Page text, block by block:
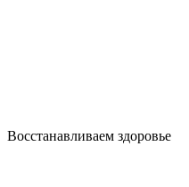
Восстанавливаем здоровье